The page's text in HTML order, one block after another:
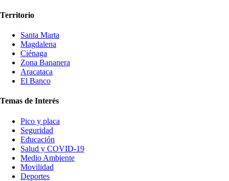
Territorio
Santa Marta
Magdalena
Ciénaga
Zona Bananera
Aracataca
El Banco
Temas de Interés
Pico y placa
Seguridad
Educación
Salud y COVID-19
Medio Ambiente
Movilidad
Deportes